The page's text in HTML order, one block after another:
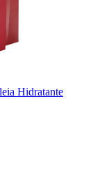
Hidratante